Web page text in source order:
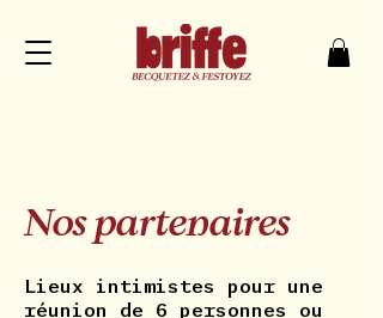
Nos partenaires
Lieux intimistes pour une
réunion de 6 personnes ou